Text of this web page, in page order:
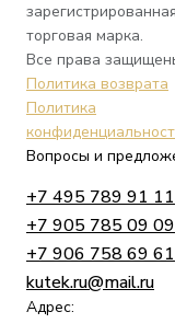
зарегистрированная
торговая марка.
Все права
Политика возврата
Политика
Вопросы и
+7 495 789 91 11
+7 905 785 09 09
+7 906 758 69 61
kutek.ru@mail.ru
Адрес: